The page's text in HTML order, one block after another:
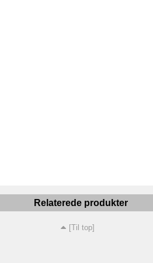
Relaterede produkter
[Til top]